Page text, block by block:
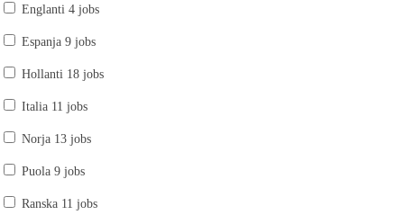
Englanti 4 jobs
Espanja 9 jobs
Hollanti 18 jobs
Italia 11 jobs
Norja 13 jobs
Puola 9 jobs
Ranska 11 jobs